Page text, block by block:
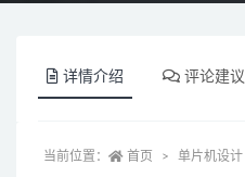
详情介绍 评论建议
当前位置： 首页 单片机设计